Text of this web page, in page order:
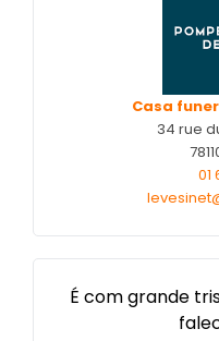
Services aux
Casa
34 rue
01
É com grande